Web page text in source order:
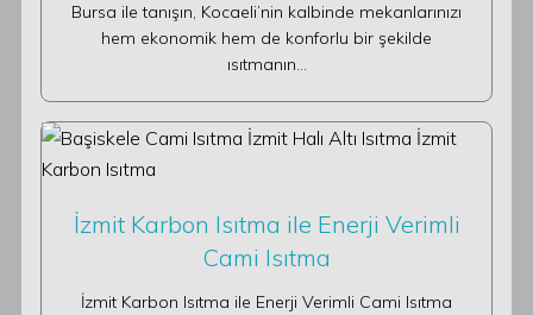
Bursa ile tanışın, Kocaeli’nin kalbinde mekanlarınızı
hem ekonomik hem de konforlu bir şekilde
ısıtmanın…
İzmit Karbon Isıtma ile Enerji Verimli
Cami Isıtma
İzmit Karbon Isıtma ile Enerji Verimli Cami Isıtma